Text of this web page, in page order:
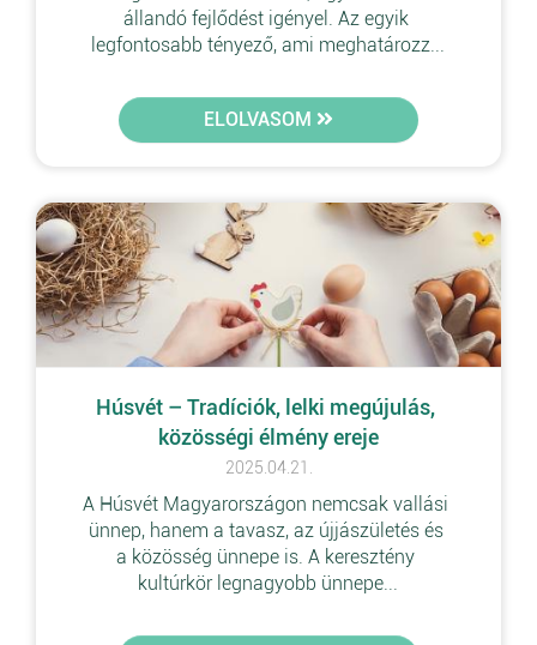
állandó fejlődést igényel. Az egyik
legfontosabb tényező, ami meghatározz...
ELOLVASOM
Húsvét – Tradíciók, lelki megújulás,
közösségi élmény ereje
2025.04.21.
A Húsvét Magyarországon nemcsak vallási
ünnep, hanem a tavasz, az újjászületés és
a közösség ünnepe is. A keresztény
kultúrkör legnagyobb ünnepe...